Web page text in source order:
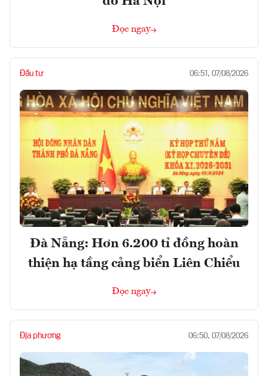
Đọc ngay
Đầu tư 06:51, 07/08/2026
Đà Nẵng: Hơn 6.200 tỉ đồng hoàn
thiện hạ tầng cảng biển Liên Chiểu
Đọc ngay
Địa phương 06:50, 07/08/2026